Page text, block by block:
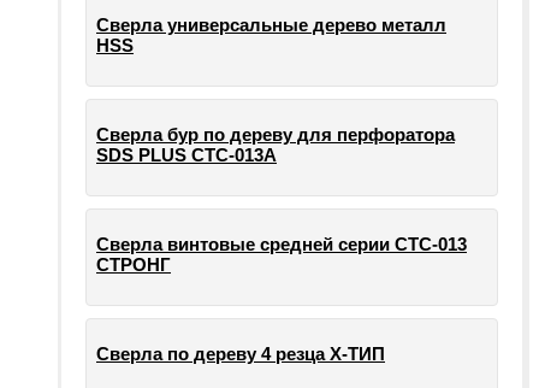
Сверла универсальные дерево металл
HSS
Cверла бур по дереву для перфоратора
SDS PLUS СТС-013А
Сверла винтовые средней серии СТС-013
СТРОНГ
Сверла по дереву 4 резца Х-ТИП